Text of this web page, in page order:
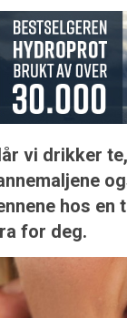
vi drikker
hos en
for deg.